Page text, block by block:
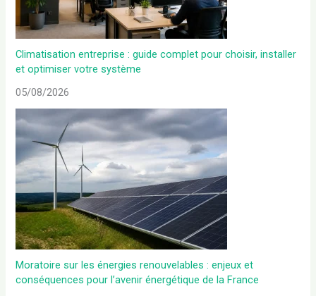
Climatisation entreprise : guide complet pour choisir, installer
et optimiser votre système
05/08/2026
Moratoire sur les énergies renouvelables : enjeux et
conséquences pour l’avenir énergétique de la France